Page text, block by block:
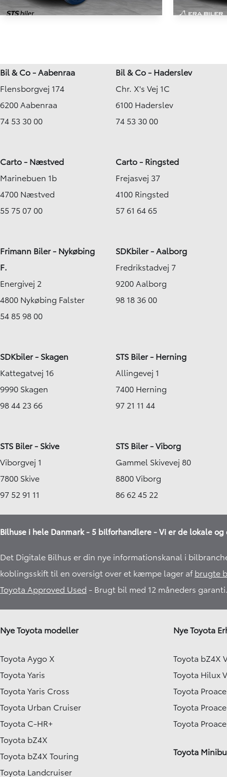
2023
Benzin
KONTANT 169.900KR.
FINANSIERING
2.909KR.
2025
Bil & Co - Aabenraa
Flensborgvej 174
6200 Aabenraa
74 53 30 00
Bil & Co - Haderslev
Chr. X's Vej 1C
6100 Haderslev
74 53 30 00
Carto - Næstved
Marinebuen 1b
4700 Næstved
55 75 07 00
Carto - Ringsted
Frejasvej 37
4100 Ringsted
57 61 64 65
Frimann Biler - Nykøbing
F.
Energivej 2
4800 Nykøbing Falster
54 85 98 00
SDKbiler - Aalborg
Fredrikstadvej 7
9200 Aalborg
98 18 36 00
SDKbiler - Skagen
Kattegatvej 16
9990 Skagen
98 44 23 66
STS Biler - Herning
Allingevej 1
7400 Herning
97 21 11 44
STS Biler - Skive
Viborgvej 1
7800 Skive
97 52 91 11
STS Biler - Viborg
Gammel Skivevej 80
8800 Viborg
86 62 45 22
Bilhuse i hele Danmark - 5 bilforhandlere - Vi er de lokale
Det Digitale Bilhus er din nye informationskanal i
koblingsskift til en oversigt over et kæmpe lager afbrugte
Toyota Approved Used - Brugt bil med 12 måneders garanti.​
Nye Toyota modeller
Toyota Aygo X
Toyota Yaris
Toyota Yaris Cross
Toyota Urban Cruiser
Toyota C-HR+
Toyota bZ4X
Toyota bZ4X Touring
Toyota Landcruiser
Nye Toyota
Toyota bZ4X
Toyota Hilux
Toyota
Toyota Proace
Toyota
Toyota